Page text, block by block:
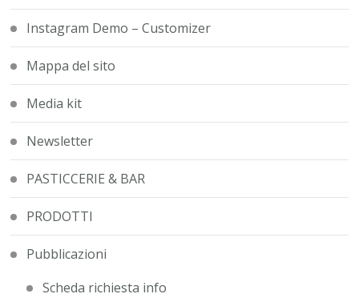
Instagram Demo – Customizer
Mappa del sito
Media kit
Newsletter
PASTICCERIE & BAR
PRODOTTI
Pubblicazioni
Scheda richiesta info